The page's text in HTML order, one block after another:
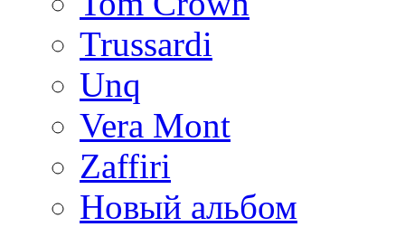
Trussardi
Unq
Vera Mont
Zaffiri
Новый альбом